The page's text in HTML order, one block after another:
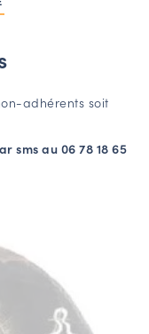
adhérents soit
sms au 06 78 18 65